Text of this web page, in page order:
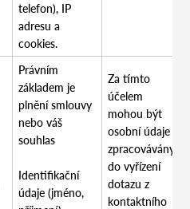
telefon), IP
adresu a
cookies.
Právním
základem je
plnění smlouvy
nebo váš
souhlas
Identifikační
údaje (jméno,
Za tímto
účelem
mohou být
osobní údaje
zpracovávány
do vyřízení
dotazu z
kontaktního